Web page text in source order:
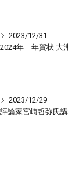
2023/12/31
2024年 年賀状 大
2023/12/29